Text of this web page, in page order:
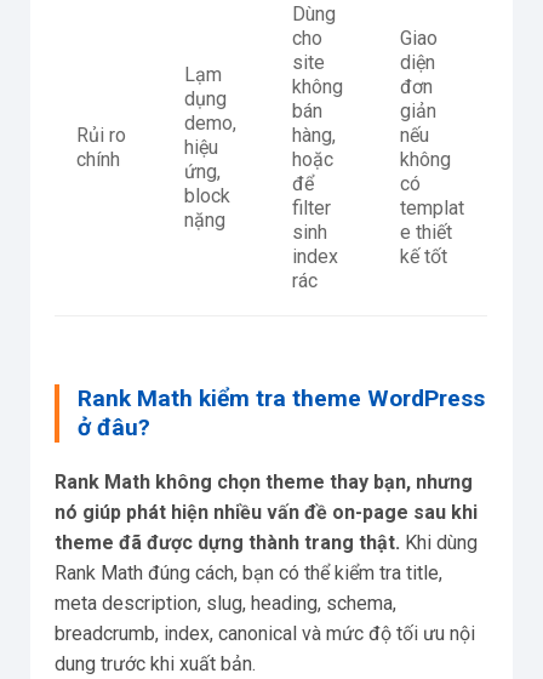
Rủi ro
chính
Lạm
dụng
demo,
hiệu
ứng,
block
nặng
Dùng
cho
site
không
bán
hàng,
hoặc
để
filter
sinh
index
rác
Giao
diện
đơn
giản
nếu
không
có
templat
e thiết
kế tốt
Rank Math kiểm tra theme WordPress
ở đâu?
Rank Math không chọn theme thay bạn, nhưng
nó giúp phát hiện nhiều vấn đề on-page sau khi
theme đã được dựng thành trang thật. Khi dùng
Rank Math đúng cách, bạn có thể kiểm tra title,
meta description, slug, heading, schema,
breadcrumb, index, canonical và mức độ tối ưu nội
dung trước khi xuất bản.